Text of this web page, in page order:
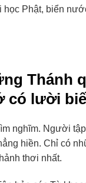
Phật, biển
Thánh
có lười
nghĩm. Người
hiền. Chỉ có
thơi nhất.